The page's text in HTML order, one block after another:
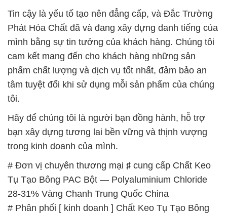
Tin cậy là yếu tố tạo nên đẳng cấp, và Đắc Trường
Phát Hóa Chất đã và đang xây dựng danh tiếng của
mình bằng sự tin tưởng của khách hàng. Chúng tôi
cam kết mang đến cho khách hàng những sản
phẩm chất lượng và dịch vụ tốt nhất, đảm bảo an
tâm tuyệt đối khi sử dụng mỗi sản phẩm của chúng
tôi.
Hãy để chúng tôi là người bạn đồng hành, hỗ trợ
bạn xây dựng tương lai bền vững và thịnh vượng
trong kinh doanh của mình.
# Đơn vị chuyên thương mại ♯ cung cấp Chất Keo
Tụ Tạo Bông PAC Bột — Polyaluminium Chloride
28-31% Vàng Chanh Trung Quốc China
# Phân phối [ kinh doanh ] Chất Keo Tụ Tạo Bông